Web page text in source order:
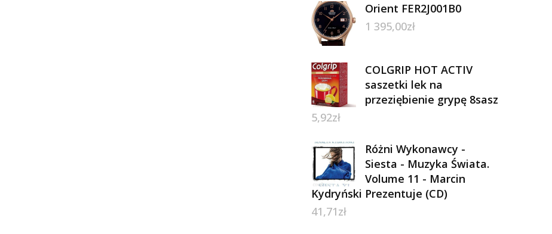
Orient FER2J001B0
1 395,00zł
COLGRIP HOT ACTIV
saszetki lek na
przeziębienie grypę 8sasz
5,92zł
Różni Wykonawcy -
Siesta - Muzyka Świata.
Volume 11 - Marcin
Kydryński Prezentuje (CD)
41,71zł